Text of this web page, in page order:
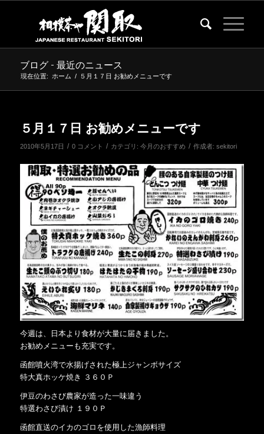
ブログ - 最近のニュース
現在位置: ホーム / ５月１７日 お勧めメニューです
５月１７日 お勧めメニューです
2010年5月17日 / 0 コメント / カテゴリ: 今月のおすすめ / 作成者: sekitori
今週は、日本より食材が大量に届きました。
お勧めメニューも充実です。
函館噴火湾で水揚げされた極上ジャンボサイズ
特大真ホッケ焼き ３６０Ｐ
伊豆のわさび農家が造った一味違う
特選わさび漬け １９０Ｐ
函館直送のイカのゴロを使用した漁師料理